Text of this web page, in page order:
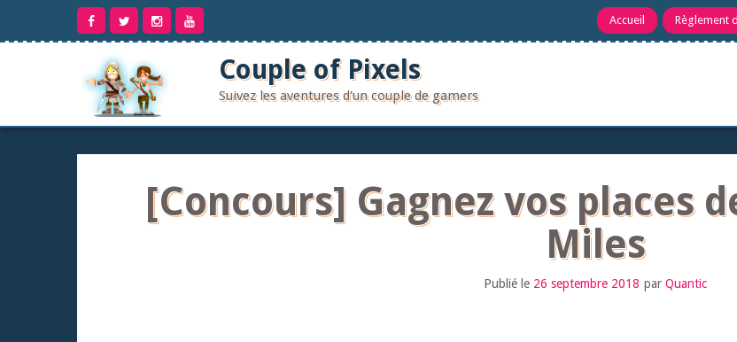
contenu
Accueil Règlement
Couple of Pixels
Suivez les aventures d'un couple de gamers
[Concours] Gagnez vos places
Miles
Publié le 26 septembre 2018 par Quantic